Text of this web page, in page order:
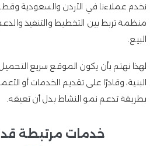
نخدم عملاءنا في الأردن والسعودية
منظمة تربط بين التخطيط والتنفيذ
البيع.
لهذا نهتم بأن يكون الموقع سريع
البنية، وقادرًا على تقديم الخدمات أو
بطريقة تدعم نمو النشاط بدل أن تعيقه.
خدمات مرتبطة